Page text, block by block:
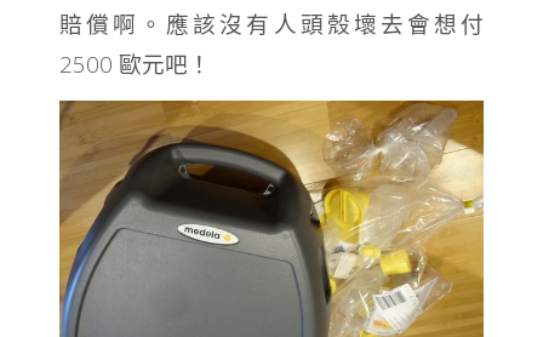
賠償啊。應該沒有人頭殼壞去會想付
2500 歐元吧！